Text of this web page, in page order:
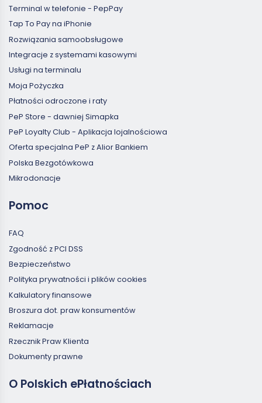
Terminal w telefonie - PepPay
Tap To Pay na iPhonie
Rozwiązania samoobsługowe
Integracje z systemami kasowymi
Usługi na terminalu
Moja Pożyczka
Płatności odroczone i raty
PeP Store - dawniej Simapka
PeP Loyalty Club - Aplikacja lojalnościowa
Oferta specjalna PeP z Alior Bankiem
Polska Bezgotówkowa
Mikrodonacje
Pomoc
FAQ
Zgodność z PCI DSS
Bezpieczeństwo
Polityka prywatności i plików cookies
Kalkulatory finansowe
Broszura dot. praw konsumentów
Reklamacje
Rzecznik Praw Klienta
Dokumenty prawne
O Polskich ePłatnościach